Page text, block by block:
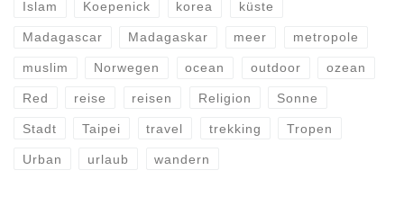
Islam Koepenick korea küste
Madagascar Madagaskar meer metropole
muslim Norwegen ocean outdoor ozean
Red reise reisen Religion Sonne
Stadt Taipei travel trekking Tropen
Urban urlaub wandern